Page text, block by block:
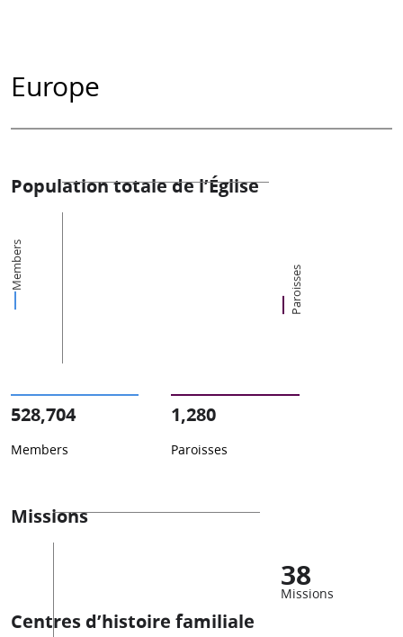
Europe
Population totale de l’Église
Members Paroisses
528,704
Members
1,280
Paroisses
Missions
38
Missions
Centres d’histoire familiale